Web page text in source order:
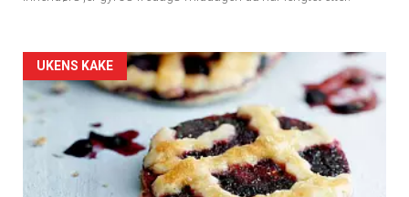
Artikler
detail
-
section
UKENS KAKE